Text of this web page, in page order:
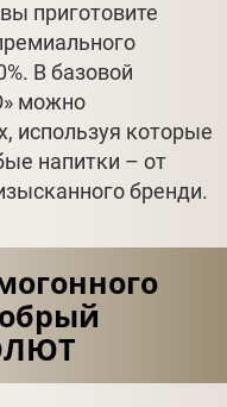
приготовите
В базовой
можно
используя которые
напитки – от
бренди.